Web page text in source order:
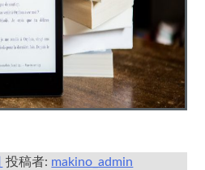
投稿者: makino_admin